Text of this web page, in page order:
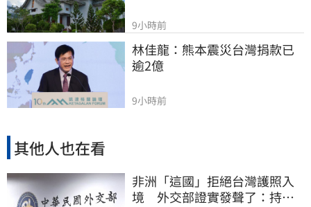
9小時前
林佳龍：熊本震災台灣捐款已
逾2億
9小時前
其他人也在看
非洲「這國」拒絕台灣護照入
境 外交部證實發聲了：持續